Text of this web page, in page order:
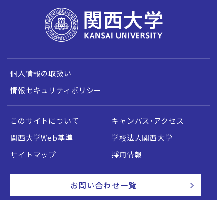
個人情報の取扱い
情報セキュリティポリシー
このサイトについて
キャンパス・アクセス
関西大学Web基準
学校法人関西大学
サイトマップ
採用情報
お問い合わせ一覧